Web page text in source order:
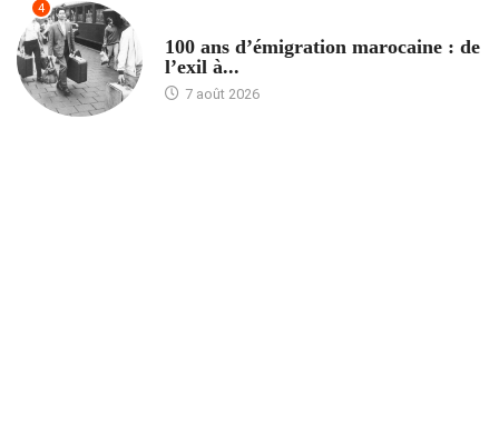
4
100 ans d’émigration marocaine : de
l’exil à...
7 août 2026